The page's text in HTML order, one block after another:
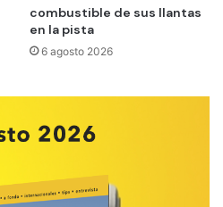
combustible de sus llantas
en la pista
6 agosto 2026